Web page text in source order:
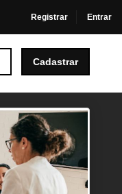
Registrar Entrar
Cadastrar